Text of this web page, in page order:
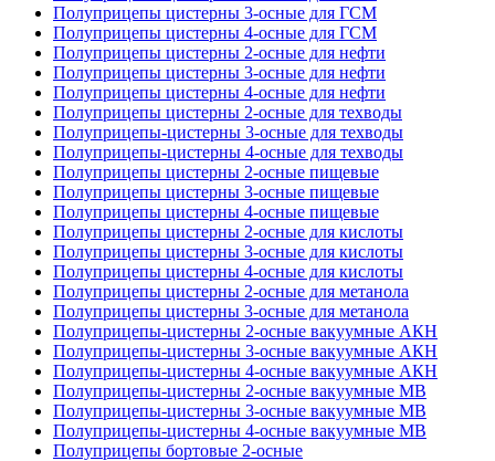
Полуприцепы цистерны 3-осные для ГСМ
Полуприцепы цистерны 4-осные для ГСМ
Полуприцепы цистерны 2-осные для нефти
Полуприцепы цистерны 3-осные для нефти
Полуприцепы цистерны 4-осные для нефти
Полуприцепы цистерны 2-осные для техводы
Полуприцепы-цистерны 3-осные для техводы
Полуприцепы-цистерны 4-осные для техводы
Полуприцепы цистерны 2-осные пищевые
Полуприцепы цистерны 3-осные пищевые
Полуприцепы цистерны 4-осные пищевые
Полуприцепы цистерны 2-осные для кислоты
Полуприцепы цистерны 3-осные для кислоты
Полуприцепы цистерны 4-осные для кислоты
Полуприцепы цистерны 2-осные для метанола
Полуприцепы цистерны 3-осные для метанола
Полуприцепы-цистерны 2-осные вакуумные АКН
Полуприцепы-цистерны 3-осные вакуумные АКН
Полуприцепы-цистерны 4-осные вакуумные АКН
Полуприцепы-цистерны 2-осные вакуумные МВ
Полуприцепы-цистерны 3-осные вакуумные МВ
Полуприцепы-цистерны 4-осные вакуумные МВ
Полуприцепы бортовые 2-осные